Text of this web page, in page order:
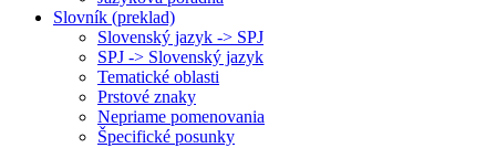
Slovník (preklad)
Slovenský jazyk -> SPJ
SPJ -> Slovenský jazyk
Tematické oblasti
Prstové znaky
Nepriame pomenovania
Špecifické posunky